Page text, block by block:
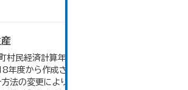
村民経済計算年報。数値は平成23年基
年度から作成されたもので、 新たなデー
法の変更により、毎年度遡及改訂を行っ